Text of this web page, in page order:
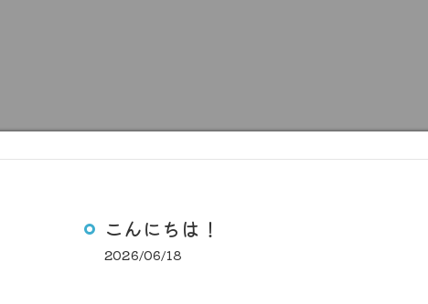
こんにちは！
2026/06/18